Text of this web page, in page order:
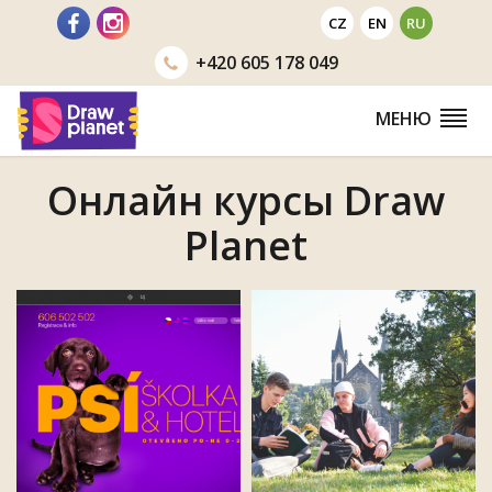
Перейти CZ EN RU
+420605 178 049
МЕНЮ
Онлайн курсы Draw
Planet